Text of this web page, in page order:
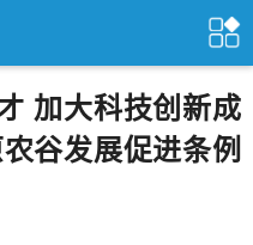
加大科技创新成
谷发展促进条例